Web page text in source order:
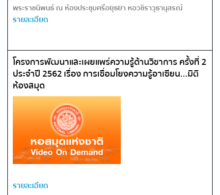
พระราชนิพนธ์ ณ ห้องประชุมศรีอยุธยา หอวชิราวุธานุสรณ์
รายละเอียด
โครงการพัฒนาและเผยแพร่ความรู้ด้านวิชาการ ครั้งที่ 2
ประจำปี 2562 เรื่อง การเชื่อมโยงความรู้อาเซียน...มิติ
ห้องสมุด
รายละเอียด